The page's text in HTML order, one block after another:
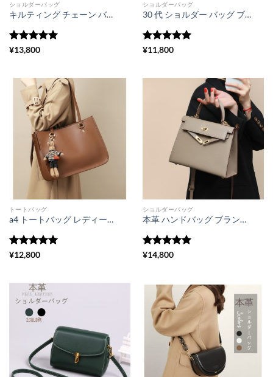
ショルダーバッグ
キルティング チェーン バッグ 牛革 ショルダーバッグ 黒 かわいい デート パーティー バッグ 肩掛け カバン 通勤 通学
5段階中
¥13,800
ショルダーバッグ
30 代 ショルダー バッグ ブランド お 手頃 牛革 斜 めがけ バッグ おしゃれ 太 ベルト
5段階中
¥11,800
トートバッグ
a4 トートバッグ レディース 通勤バッグ おすすめトートバッグ 自立 肩掛け カバン クマチャーム付き
5段階中
¥12,800
ショルダーバッグ
本革 ハンドバッグ ブランド 30 代 ママ ショルダー バッグ 人気 卒業 式 バッグ 40 代 通勤 バッグ レディース おすすめ
5段階中
¥14,800